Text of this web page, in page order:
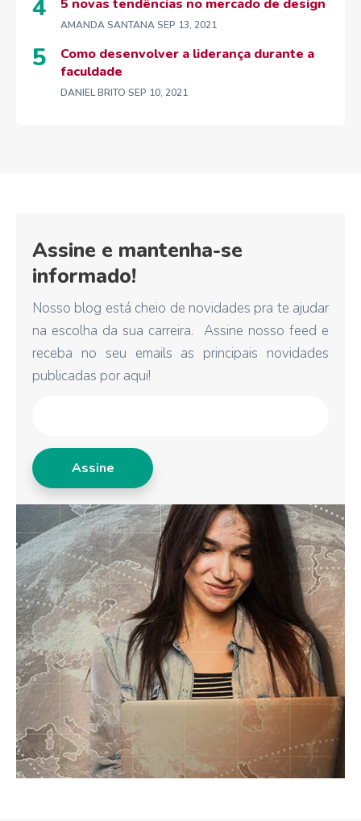
5 novas tendências no mercado de design
AMANDA SANTANASEP 13, 2021
Como desenvolver a liderança durante a
faculdade
DANIEL BRITO SEP 10, 2021
Assine e mantenha-se
informado!
Nosso blog está cheio de novidades pra te ajudar
na escolha da sua carreira. Assine nosso feed e
receba no seu emails as principais novidades
publicadas por aqui!